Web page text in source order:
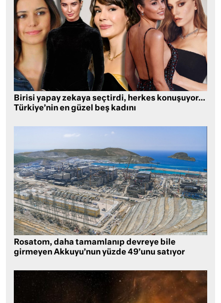
Birisi yapay zekaya seçtirdi, herkes konuşuyor…
Türkiye’nin en güzel beş kadını
Rosatom, daha tamamlanıp devreye bile
girmeyen Akkuyu’nun yüzde 49’unu satıyor